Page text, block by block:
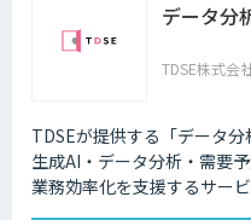
各施策による売上への貢献度や
って営業活動の最適化と効率化を
部門横断的な仕組みを設計・構
データ分
TDSE株式会
TDSEが提供する「データ分
生成AI・データ分析・需要
業務効率化を支援するサービ